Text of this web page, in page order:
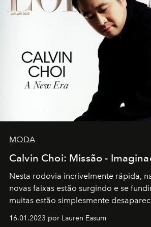
MODA
Calvin Choi: Missão -
Nesta rodovia incrivelmente rápida,
novas faixas estão surgindo e se
muitas estão simplesmente
transportador AMTD abrindo
16.01.2023 por Lauren Easum